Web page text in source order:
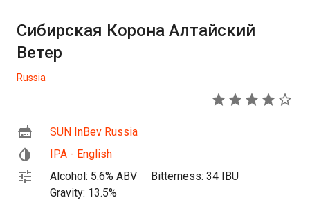
Сибирская Корона Алтайский
Ветер
Russia
SUN InBev Russia
IPA - English
Alcohol: 5.6% ABV
Bitterness: 34 IBU
Gravity: 13.5%